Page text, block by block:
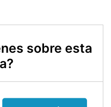
sobre esta